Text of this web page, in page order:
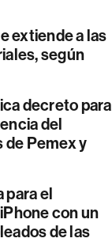
extiende a las
según
decreto para
del
de Pemex y
para el
con un
de las